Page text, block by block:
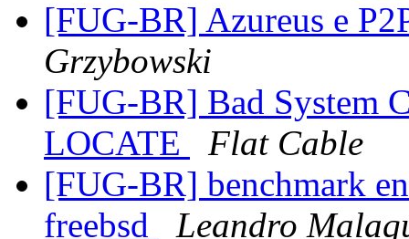
[FUG-BR] Azureus e
Grzybowski
[FUG-BR] Bad System
LOCATE
Flat Cable
[FUG-BR] benchmark
freebsd
Leandro